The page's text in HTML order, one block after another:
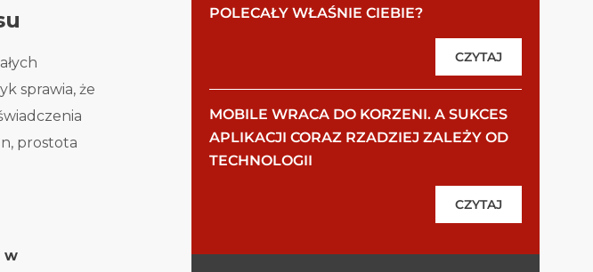
sprawia, że
prostota
w
POLECAŁY WŁAŚNIE CIEBIE?
CZYTAJ
MOBILE WRACA DO KORZENI. A SUKCES
APLIKACJI CORAZ RZADZIEJ ZALEŻY OD
TECHNOLOGII
CZYTAJ